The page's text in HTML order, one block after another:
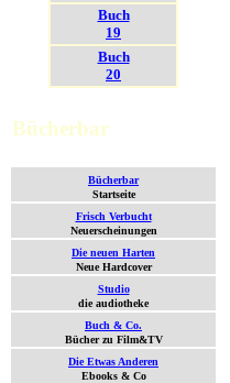
Buch
19
Buch
20
Bücherbar
Bücherbar
Startseite
Frisch Verbucht
Neuerscheinungen
Die neuen Harten
Neue Hardcover
Studio
die audiotheke
Buch & Co.
Bücher zu Film&TV
Die Etwas Anderen
Ebooks & Co